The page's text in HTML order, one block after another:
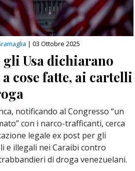
| 03 Ottobre 2025
Usa dichiarano
cose fatte, ai cartelli
notificando al Congresso “un
con i narco-trafficanti, cerca
legale ex post per gli
e illegali nei Caraibi contro
di droga venezuelani.